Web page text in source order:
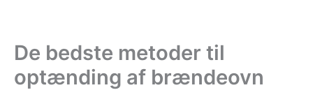
De bedste metoder til
optænding af brændeovn